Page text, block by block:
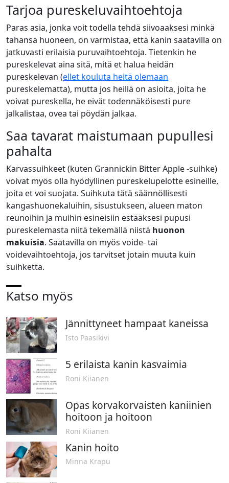
Tarjoa pureskeluvaihtoehtoja
Paras asia, jonka voit todella tehdä siivoaaksesi minkä
tahansa huoneen, on varmistaa, että kanin saatavilla on
jatkuvasti erilaisia puruvaihtoehtoja. Tietenkin he
pureskelevat aina sitä, mitä et halua heidän
pureskelevan (ellet kouluta heitä olemaan
pureskelematta), mutta jos heillä on asioita, joita he
voivat pureskella, he eivät todennäköisesti pure
jalkalistaa, ovea tai pöydän jalkaa.
Saa tavarat maistumaan pupullesi
pahalta
Karvassuihkeet (kuten Grannickin Bitter Apple -suihke)
voivat myös olla hyödyllinen pureskelupelotte esineille,
joita et voi suojata. Suihkuta tätä säännöllisesti
kangashuonekaluihin, sisustukseen, alueen maton
reunoihin ja muihin esineisiin estääksesi pupusi
pureskelemasta niitä tekemällä niistä huonon
makuisia. Saatavilla on myös voide- tai
voidevaihtoehtoja, jos tarvitset jotain muuta kuin
suihketta.
Katso myös
Jännittyneet hampaat kaneissa
Isto Paasikivi
5 erilaista kanin kasvaimia
Roni Kiianen
Opas korvakorvaisten kaniinien
hoitoon ja hoitoon
Roni Kiianen
Kanin hoito
Minna Krapu